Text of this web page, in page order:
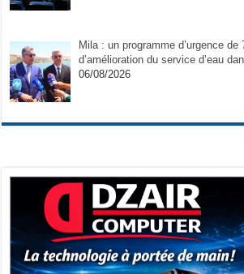
Mila : un programme d’urgence de
d’amélioration du service d’eau
06/08/2026